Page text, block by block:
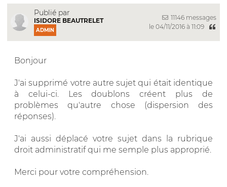
Publié par
ISIDORE BEAUTRELET
ADMIN
11146 messages
le 04/11/2016 à 11:09
Bonjour
J'ai supprimé votre autre sujet qui était identique
à celui-ci. Les doublons créent plus de
problèmes qu'autre chose (dispersion des
réponses).
J'ai aussi déplacé votre sujet dans la rubrique
droit administratif qui me semple plus approprié.
Merci pour votre compréhension.